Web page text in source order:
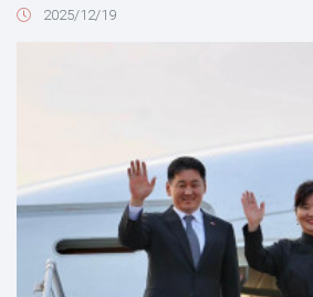
2025/12/19